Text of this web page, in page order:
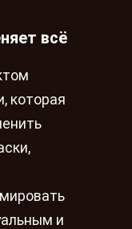
всё
которая
и